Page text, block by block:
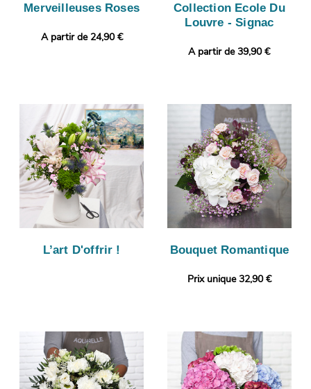
Merveilleuses Roses
A partir de 24,90 €
Collection Ecole Du
Louvre - Signac
A partir de 39,90 €
L’art D'offrir ! Bouquet Romantique
Prix unique 32,90 €